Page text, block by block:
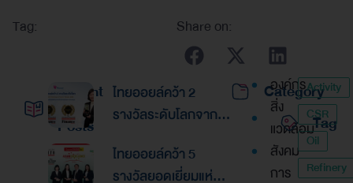
Tag:
Share on:
Recent
Posts
ไทยออยล์คว้า 2
รางวัลระดับโลกจาก
Finance Awards
ไทยออยล์คว้า 5
รางวัลยอดเยี่ยมแห่ง
Category
องค์กร
สิ่ง
แวดล้อม
สังคม
การ
Tag
Activity
CSR
Oil
Refinery